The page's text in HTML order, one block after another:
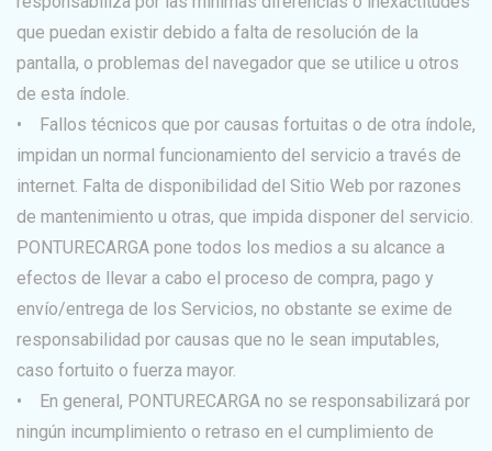
que puedan existir debido a falta de resolución de la
pantalla, o problemas del navegador que se utilice u otros
de esta índole.
• Fallos técnicos que por causas fortuitas o de otra índole,
impidan un normal funcionamiento del servicio a través de
internet. Falta de disponibilidad del Sitio Web por razones
de mantenimiento u otras, que impida disponer del servicio.
PONTURECARGA pone todos los medios a su alcance a
efectos de llevar a cabo el proceso de compra, pago y
envío/entrega de los Servicios, no obstante se exime de
responsabilidad por causas que no le sean imputables,
caso fortuito o fuerza mayor.
• En general, PONTURECARGA no se responsabilizará por
ningún incumplimiento o retraso en el cumplimiento de